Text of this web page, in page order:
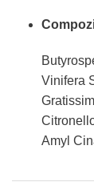
Vinifera
Amyl